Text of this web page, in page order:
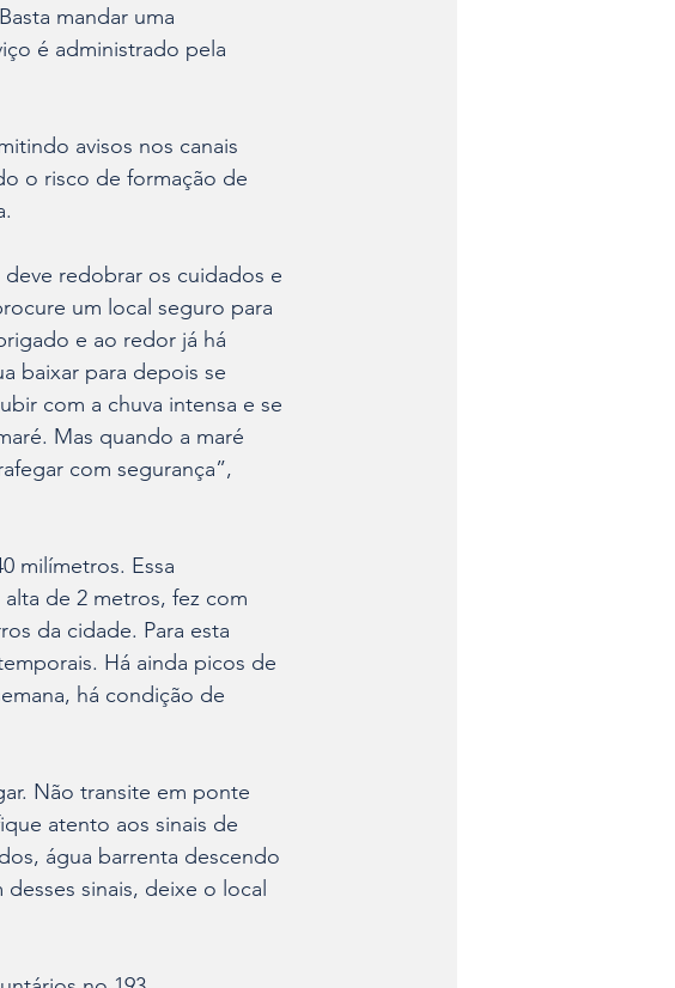
mandar uma
é administrado pela
avisos nos canais
o risco de formação de
redobrar os cuidados e
um local seguro para
e ao redor já há
baixar para depois se
com a chuva intensa e se
Mas quando a maré
com segurança”,
milímetros. Essa
de 2 metros, fez com
da cidade. Para esta
Há ainda picos de
há condição de
Não transite em ponte
atento aos sinais de
água barrenta descendo
sinais, deixe o local